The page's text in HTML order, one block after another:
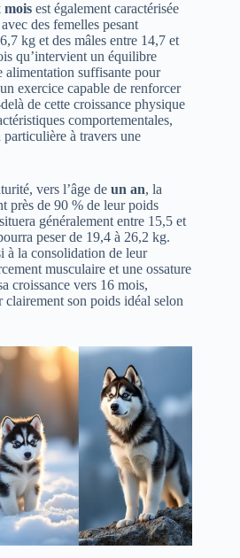
mois est également caractérisée
des femelles pesant
kg et des mâles entre 14,7 et
qu’intervient un équilibre
alimentation suffisante pour
exercice capable de renforcer
de cette croissance physique
comportementales,
à travers une
vers l’âge de un an, la
près de 90 % de leur poids
généralement entre 15,5 et
peser de 19,4 à 26,2 kg.
à la consolidation de leur
musculaire et une ossature
croissance vers 16 mois,
clairement son poids idéal selon